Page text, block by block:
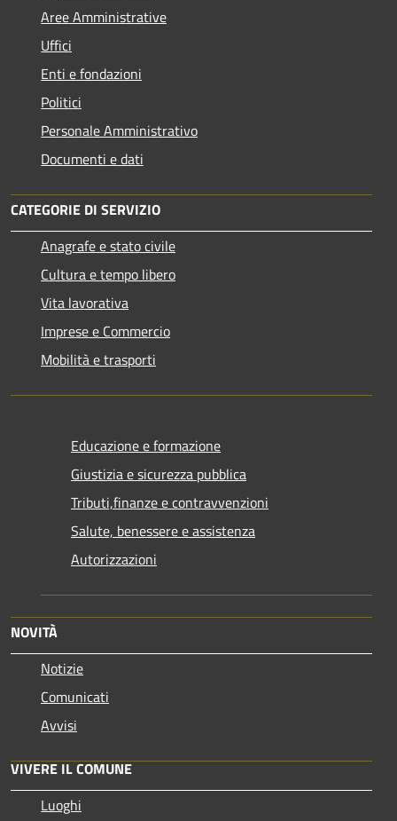
Aree Amministrative
Uffici
Enti e fondazioni
Politici
Personale Amministrativo
Documenti e dati
CATEGORIE DI SERVIZIO
Anagrafe e stato civile
Cultura e tempo libero
Vita lavorativa
Imprese e Commercio
Mobilità e trasporti
Educazione e formazione
Giustizia e sicurezza pubblica
Tributi,finanze e contravvenzioni
Salute, benessere e assistenza
Autorizzazioni
NOVITÀ
Notizie
Comunicati
Avvisi
VIVERE IL COMUNE
Luoghi